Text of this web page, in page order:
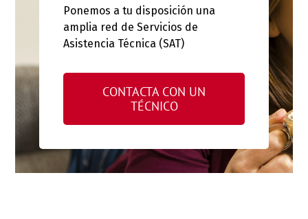
Ponemos a tu disposición una
amplia red de Servicios de
Asistencia Técnica (SAT)
CONTACTA CON UN
TÉCNICO